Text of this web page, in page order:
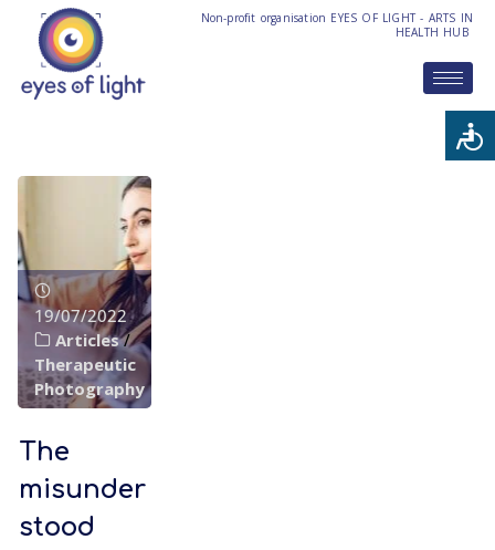
Non-profit organisation EYES OF LIGHT - ARTS IN
HEALTH HUB
19/07/2022
Articles /
Therapeutic
Photography
The
misunder
stood